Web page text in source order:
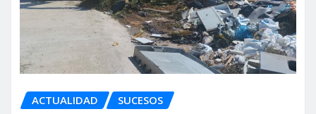
ACTUALIDAD SUCESOS